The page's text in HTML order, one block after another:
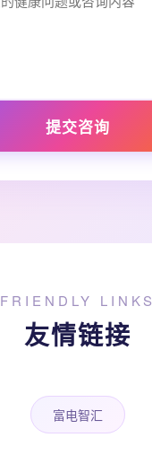
提交咨询
FRIENDLY LINKS
友情链接
富电智汇